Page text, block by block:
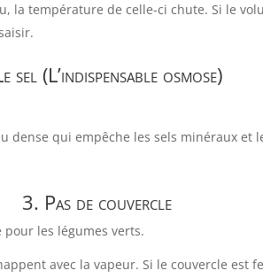
la température de celle-ci chute. Si le
sel (L’indispensable osmose)
dense qui empêche les sels minéraux et
3. Pas de couvercle
pour les légumes verts.
avec la vapeur. Si le couvercle est